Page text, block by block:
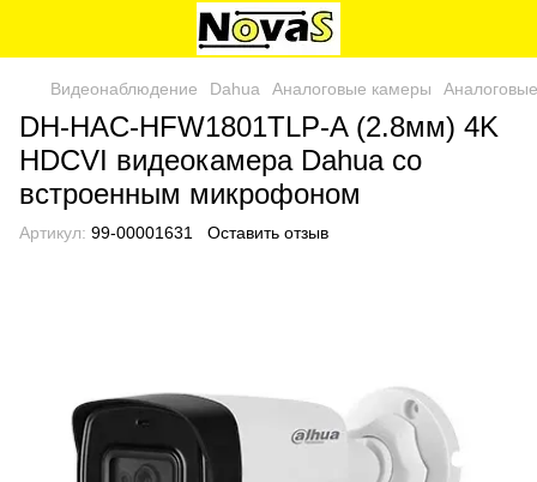
Видеонаблюдение Dahua Аналоговые камеры
DH-HAC-HFW1801TLP-A (2.8мм) 4K
HDCVI видеокамера Dahua со
встроенным микрофоном
Артикул: 99-00001631 Оставить отзыв